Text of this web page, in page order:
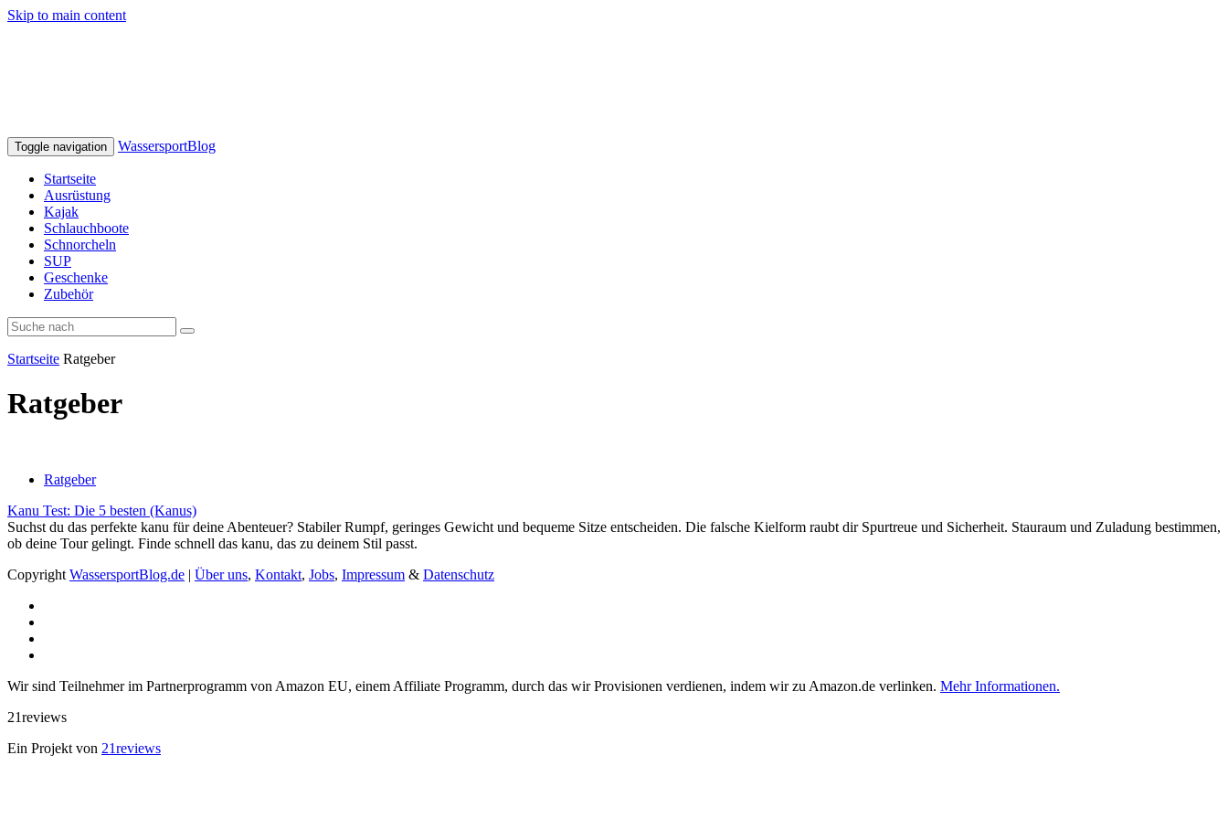
Skip to main content
Toggle navigation WassersportBlog
Startseite
Ausrüstung
Kajak
Schlauchboote
Schnorcheln
SUP
Geschenke
Zubehör
Startseite Ratgeber
Ratgeber
Ratgeber
Kanu Test: Die 5 besten (Kanus)
Suchst du das perfekte kanu für deine Abenteuer? Stabiler Rumpf, geringes Gewicht und bequeme Sitze entscheiden. Die falsche Kielform raubt dir Spurtreue und Sicherheit. Stauraum und Zuladung bestimmen,
ob deine Tour gelingt. Finde schnell das kanu, das zu deinem Stil passt.
Copyright WassersportBlog.de | Über uns, Kontakt, Jobs, Impressum & Datenschutz
Wir sind Teilnehmer im Partnerprogramm von Amazon EU, einem Affiliate Programm, durch das wir Provisionen verdienen, indem wir zu Amazon.de verlinken. Mehr Informationen.
21reviews
Ein Projekt von 21reviews